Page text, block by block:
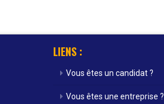
LIENS :
Vous êtes un candidat ?
Vous êtes une entreprise ?